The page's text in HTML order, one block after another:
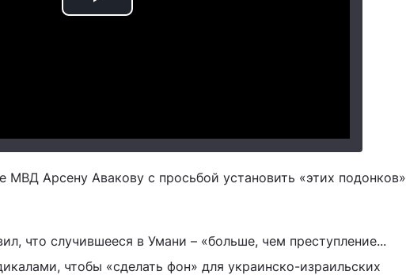
Play
МВД Арсену Авакову с просьбой установить «этих подонков»
что случившееся в Умани – «больше, чем преступление...
чтобы «сделать фон» для украинско-израильских